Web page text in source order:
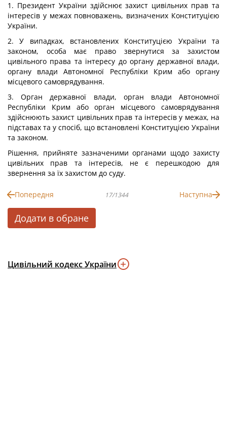
1. Президент України здійснює захист цивільних прав та
інтересів у межах повноважень, визначених Конституцією
України.
2. У випадках, встановлених Конституцією України та
законом, особа має право звернутися за захистом
цивільного права та інтересу до органу державної влади,
органу влади Автономної Республіки Крим або органу
місцевого самоврядування.
3. Орган державної влади, орган влади Автономної
Республіки Крим або орган місцевого самоврядування
здійснюють захист цивільних прав та інтересів у межах, на
підставах та у спосіб, що встановлені Конституцією України
та законом.
Рішення, прийняте зазначеними органами щодо захисту
цивільних прав та інтересів, не є перешкодою для
звернення за їх захистом до суду.
Попередня 17/1344 Наступна
Додати в обране
Цивільний кодекс України